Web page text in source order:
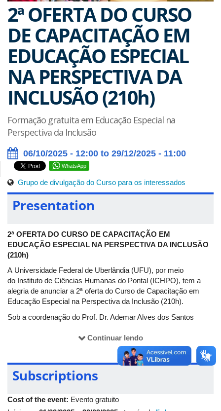
2ª OFERTA DO CURSO
DE CAPACITAÇÃO EM
EDUCAÇÃO ESPECIAL
NA PERSPECTIVA DA
INCLUSÃO (210h)
Formação gratuita em Educação Especial na
Perspectiva da Inclusão
06/10/2025 - 12:00 to 29/12/2025 - 11:00
WhatsApp
Grupo de divulgação do Curso para os interessados
Presentation
2ª OFERTA DO CURSO DE CAPACITAÇÃO EM
EDUCAÇÃO ESPECIAL NA PERSPECTIVA DA INCLUSÃO
(210h)
A Universidade Federal de Uberlândia (UFU), por meio
do Instituto de Ciências Humanas do Pontal (ICHPO), tem a
alegria de anunciar a 2ª oferta do Curso de Capacitação em
Educação Especial na Perspectiva da Inclusão (210h).
Sob a coordenação do Prof. Dr. Ademar Alves dos Santos
cuidadosamente reformulada e ampliada, garantindo uma
formação de qualidade, com tempo adequado para estudo e
O curso nasce como resposta a uma demanda urgente: a
preparação de professores para atuarem no Atendimento
da Educação Inclusiva em nossas escolas. Mais do que um
Continuar lendo
Subscriptions
Cost of the event: Evento gratuito